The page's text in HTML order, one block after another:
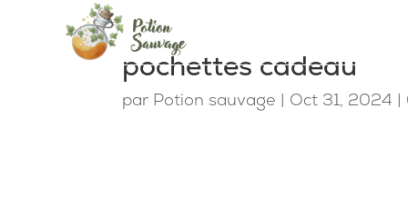
pochettes cadeau
par Potion sauvage | Oct 31, 2024 |